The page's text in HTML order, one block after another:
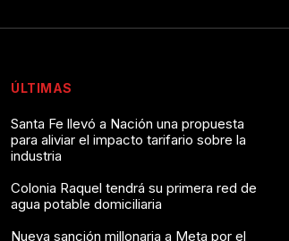
ÚLTIMAS
Santa Fe llevó a Nación una propuesta
para aliviar el impacto tarifario sobre la
industria
Colonia Raquel tendrá su primera red de
agua potable domiciliaria
Nueva sanción millonaria a Meta por el